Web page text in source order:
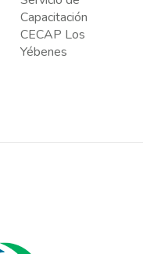
Capacitación
CECAP Los
Yébenes